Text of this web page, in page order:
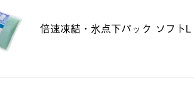
倍速凍結・氷点下パック ソフトL